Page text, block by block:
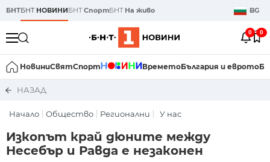
БНТБНТ НОВИНИБНТСпортБНТ На живо BG
0 0
НовиниСвятСпорт ВреметоБългария и еврото
НАЗАД
Начало Общество Регионални У нас
Изкопът край дюните между
Несебър и Равда е незаконен